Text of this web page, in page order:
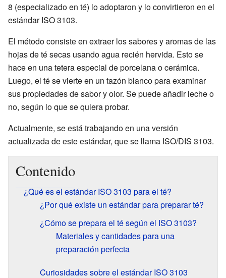
8 (especializado en té) lo adoptaron y lo convirtieron en el
estándar ISO 3103.
El método consiste en extraer los sabores y aromas de las
hojas de té secas usando agua recién hervida. Esto se
hace en una tetera especial de porcelana o cerámica.
Luego, el té se vierte en un tazón blanco para examinar
sus propiedades de sabor y olor. Se puede añadir leche o
no, según lo que se quiera probar.
Actualmente, se está trabajando en una versión
actualizada de este estándar, que se llama ISO/DIS 3103.
Contenido
¿Qué es el estándar ISO 3103 para el té?
¿Por qué existe un estándar para preparar té?
¿Cómo se prepara el té según el ISO 3103?
Materiales y cantidades para una
preparación perfecta
Curiosidades sobre el estándar ISO 3103